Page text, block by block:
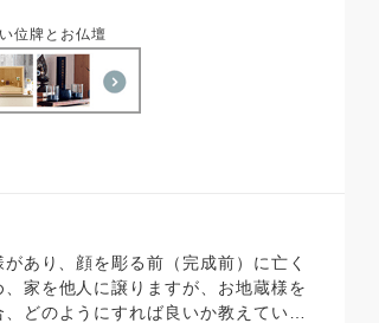
位牌とお仏壇
家を他人に譲りますが、お地蔵様を
どのようにすれば良いか教えていた